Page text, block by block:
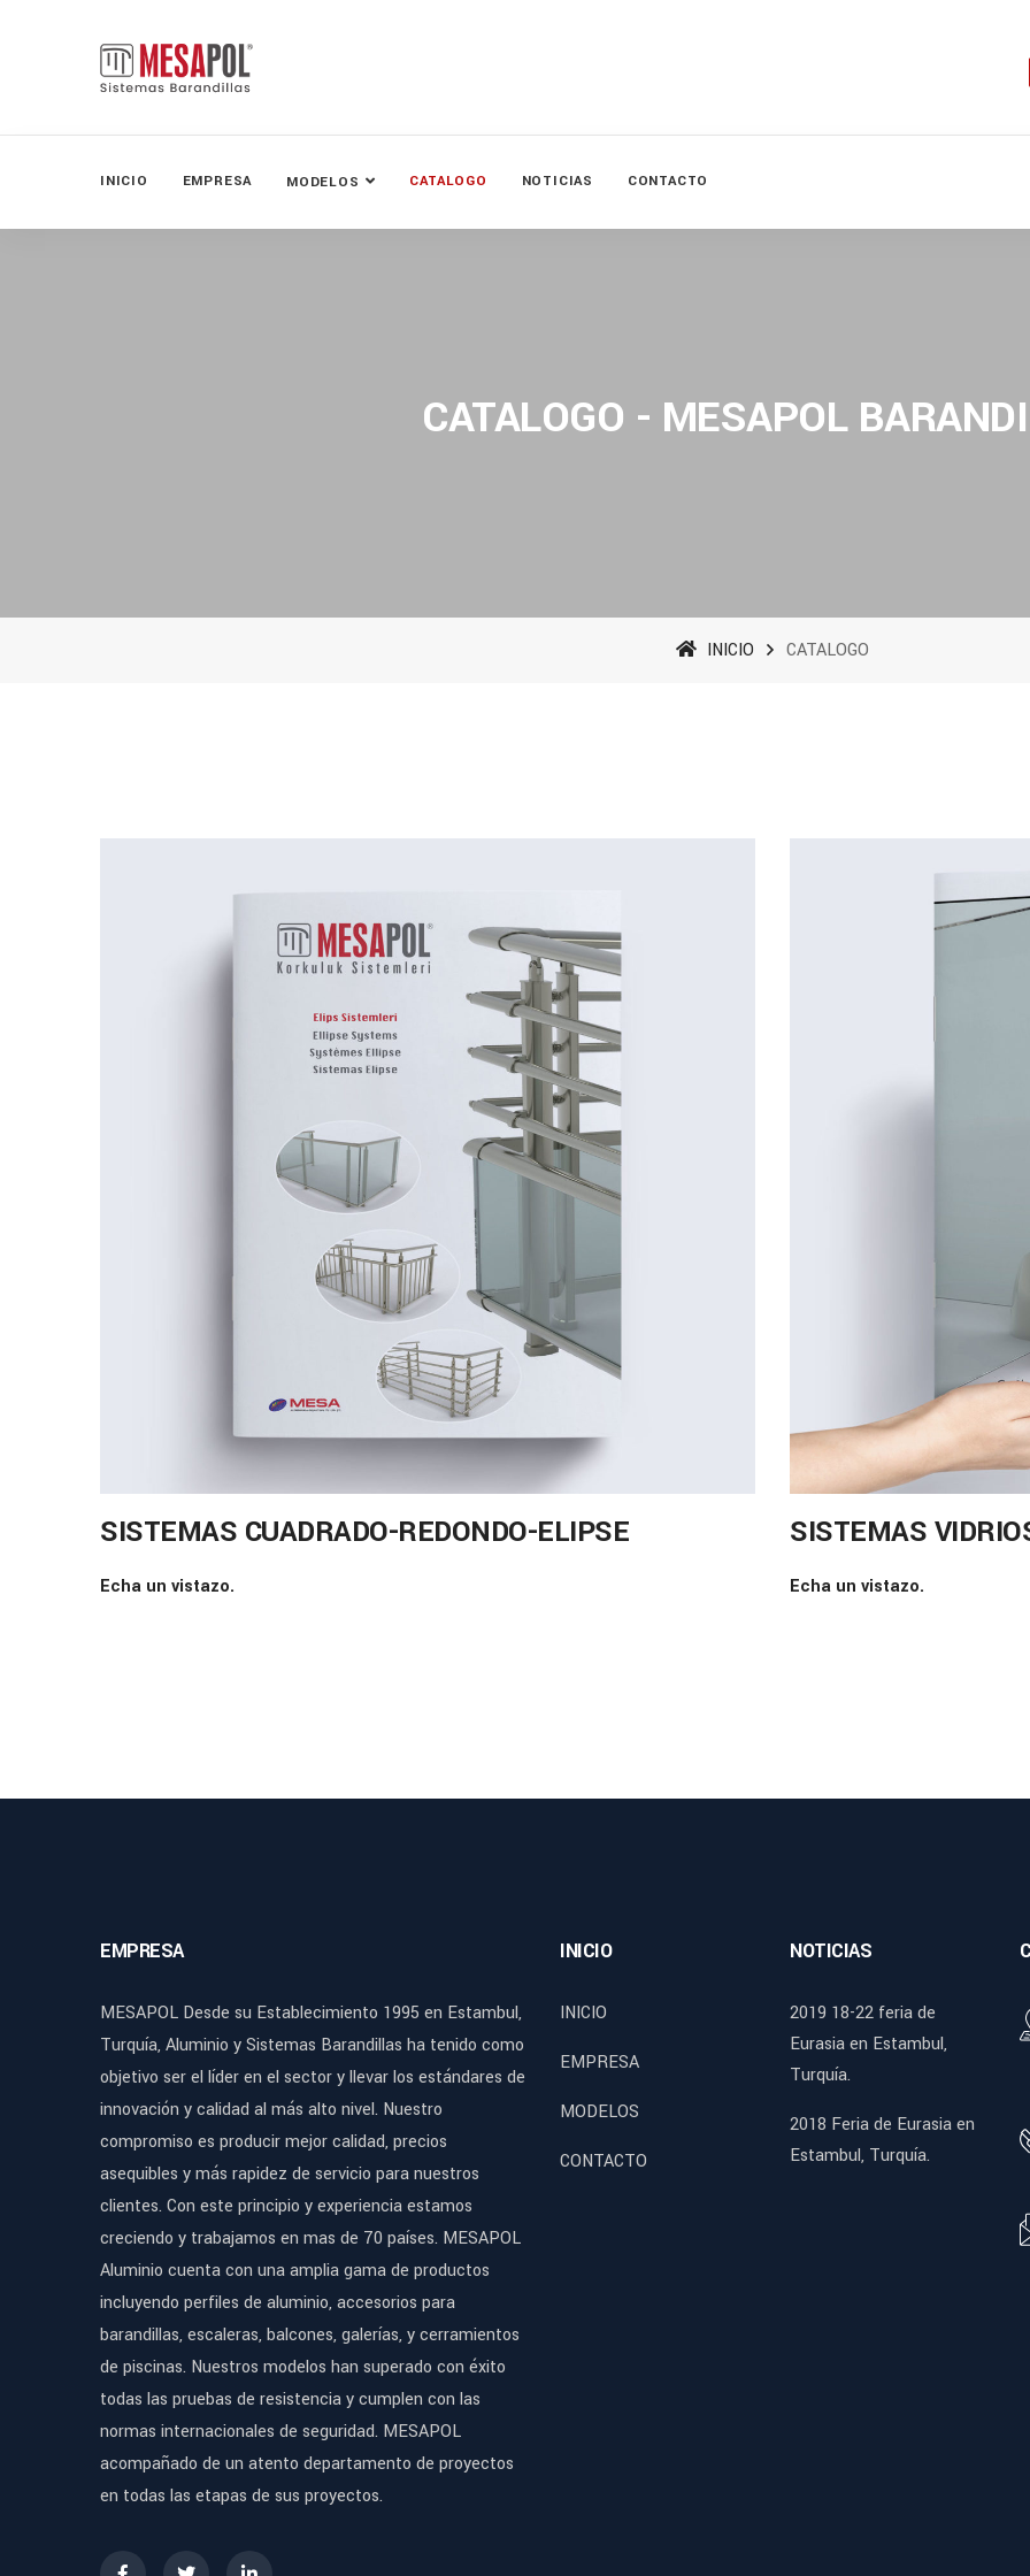
INICIO EMPRESA MODELOS CATALOGO NOTICIAS CONTACTO
CATALOGO - MESAPOL
INICIO CATALOGO
SISTEMAS CUADRADO-REDONDO-ELIPSE
Echa un vistazo.
SISTEMAS
Echa un vistazo.
EMPRESA
MESAPOL Desde su Establecimiento 1995 en Estambul,
Turquía, Aluminio y Sistemas Barandillas ha tenido como
objetivo ser el líder en el sector y llevar los estándares de
innovación y calidad al más alto nivel. Nuestro
compromiso es producir mejor calidad, precios
asequibles y más rapidez de servicio para nuestros
clientes. Con este principio y experiencia estamos
creciendo y trabajamos en mas de 70 países. MESAPOL
Aluminio cuenta con una amplia gama de productos
incluyendo perfiles de aluminio, accesorios para
barandillas, escaleras, balcones, galerías, y cerramientos
de piscinas. Nuestros modelos han superado con éxito
todas las pruebas de resistencia y cumplen con las
normas internacionales de seguridad. MESAPOL
acompañado de un atento departamento de proyectos
en todas las etapas de sus proyectos.
INICIO
INICIO
EMPRESA
MODELOS
CONTACTO
NOTICIAS
2019 18-22 feria de
Eurasia en Estambul,
Turquía.
2018 Feria de Eurasia en
Estambul, Turquía.